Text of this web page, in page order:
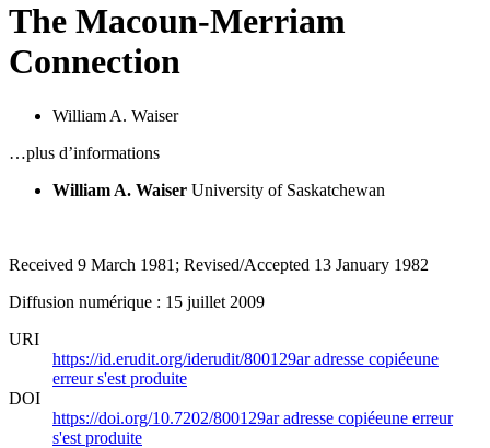
The Macoun-Merriam
Connection
William A. Waiser
…plus d’informations
William A. Waiser University of Saskatchewan
Received 9 March 1981; Revised/Accepted 13 January 1982
Diffusion numérique : 15 juillet 2009
URI
https://id.erudit.org/iderudit/800129aradresse copiéeune
erreur s'est produite
DOI
https://doi.org/10.7202/800129aradresse copiéeune erreur
s'est produite